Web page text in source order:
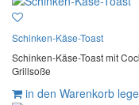
Schinken-Käse-Toast
Schinken-Käse-Toast mit
Grillsoße
in den Warenkorb